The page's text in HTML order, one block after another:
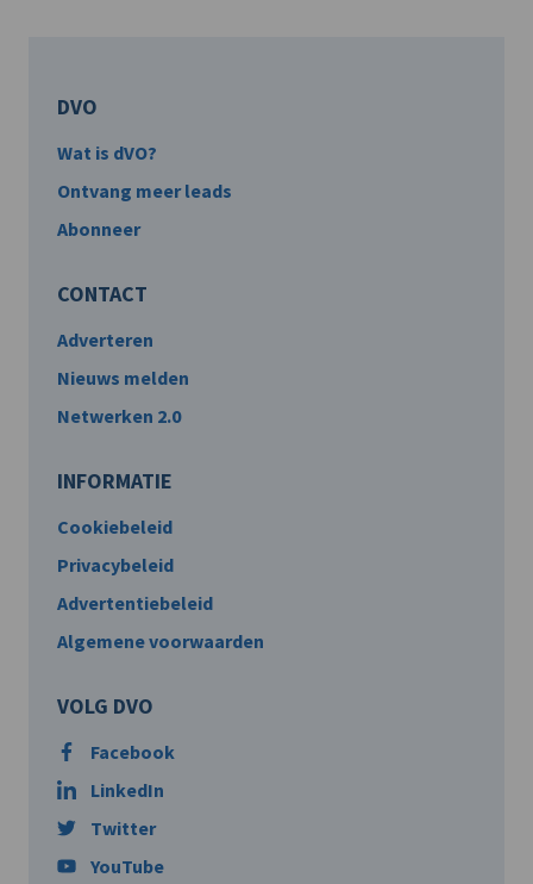
DVO
Wat is dVO?
Ontvang meer leads
Abonneer
CONTACT
Adverteren
Nieuws melden
Netwerken 2.0
INFORMATIE
Cookiebeleid
Privacybeleid
Advertentiebeleid
Algemene voorwaarden
VOLG DVO
Facebook
LinkedIn
Twitter
YouTube